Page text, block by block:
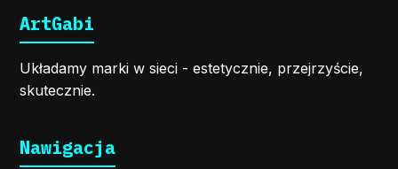
ArtGabi
Układamy marki w sieci - estetycznie, przejrzyście,
skutecznie.
Nawigacja